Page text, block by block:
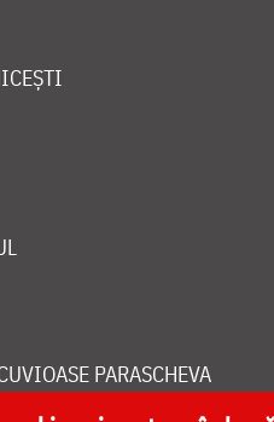
PARASCHEVA